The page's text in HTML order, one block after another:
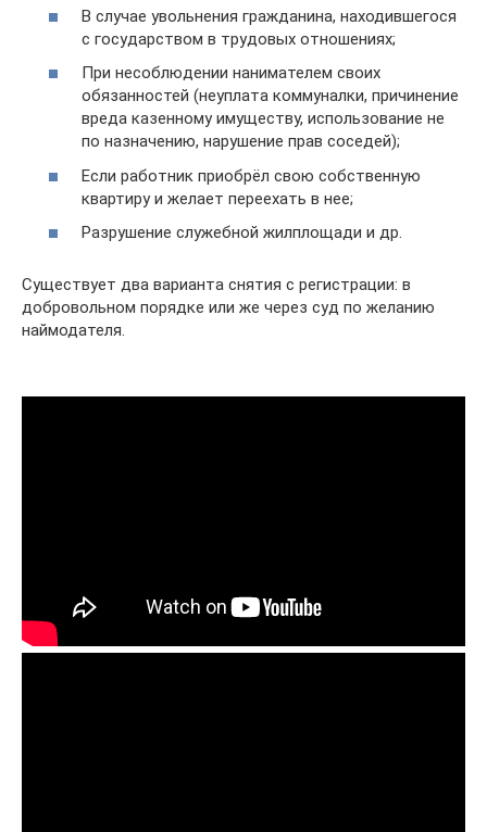
В случае увольнения гражданина, находившегося
с государством в трудовых отношениях;
При несоблюдении нанимателем своих
обязанностей (неуплата коммуналки, причинение
вреда казенному имуществу, использование не
по назначению, нарушение прав соседей);
Если работник приобрёл свою собственную
квартиру и желает переехать в нее;
Разрушение служебной жилплощади и др.
Существует два варианта снятия с регистрации: в
добровольном порядке или же через суд по желанию
наймодателя.